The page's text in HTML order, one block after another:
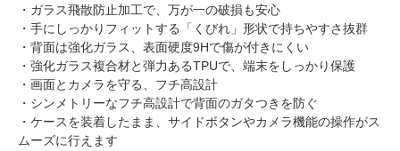
・ガラス飛散防止加工で、万が一の破損も安心
・手にしっかりフィットする「くびれ」形状で持ちやすさ抜群
・背面は強化ガラス、表面硬度9Hで傷が付きにくい
・強化ガラス複合材と弾力あるTPUで、端末をしっかり保護
・画面とカメラを守る、フチ高設計
・シンメトリーなフチ高設計で背面のガタつきを防ぐ
・ケースを装着したまま、サイドボタンやカメラ機能の操作がス
ムーズに行えます